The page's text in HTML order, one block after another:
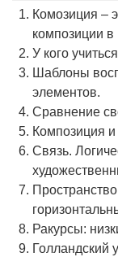
Комозиция –
композиции в
У кого
Шаблоны
элементов.
Сравнение
Композиция
Связь.
Ракурсы:
Голландский